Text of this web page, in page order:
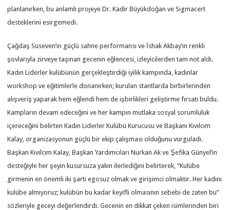
planlanırken, bu anlamlı projeye Dr. Kadir Büyükdoğan ve Sigmacert
desteklerini esirgemedi.
Çağdaş Suseven’in güçlü sahne performansı ve İshak Akbay’ın renkli
şovlarıyla zirveye taşınan gecenin eğlencesi, izleyicilerden tam not aldı.
Kadın Liderler kulübünün gerçekleştirdiği iyilik kampında, kadınlar
workshop ve eğitimlerle donanırken; kurulan stantlarda birbirlerinden
alışveriş yaparak hem eğlendi hem de işbirlikleri geliştirme fırsatı buldu.
Kampların devam edeceğini ve her kampın mutlaka sosyal sorumluluk
içereceğini belirten Kadın Liderler Kulübü Kurucusu ve Başkanı Kıvılcım
Kalay, organizasyonun güçlü bir ekip çalışması olduğunu vurguladı.
Başkan Kıvılcım Kalay, Başkan Yardımcıları Nurkan Ak ve Şefika Günyel’in
desteğiyle her şeyin kusursuza yakın ilerlediğini belirterek, “Kulübe
girmenin en önemli iki şartı egosuz olmak ve girişimci olmaktır. Her kadını
kulübe almıyoruz; kulübün bu kadar keyifli olmasının sebebi de zaten bu”
sözleriyle geceyi değerlendirdi. Gecenin en dikkat çeken isimlerinden biri